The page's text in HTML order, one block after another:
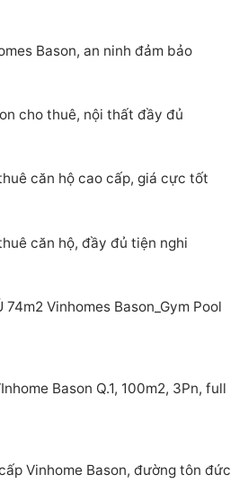
Bason, an ninh đảm bảo
cho thuê, nội thất đầy đủ
căn hộ cao cấp, giá cực tốt
căn hộ, đầy đủ tiện nghi
74m2 Vinhomes Bason_Gym Pool
Bason Q.1, 100m2, 3Pn, full
Vinhome Bason, đường tôn đức